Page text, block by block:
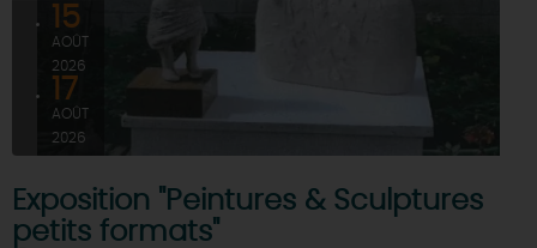
15
AOÛT
2026
17
AOÛT
2026
Exposition "Peintures & Sculptures
petits formats"